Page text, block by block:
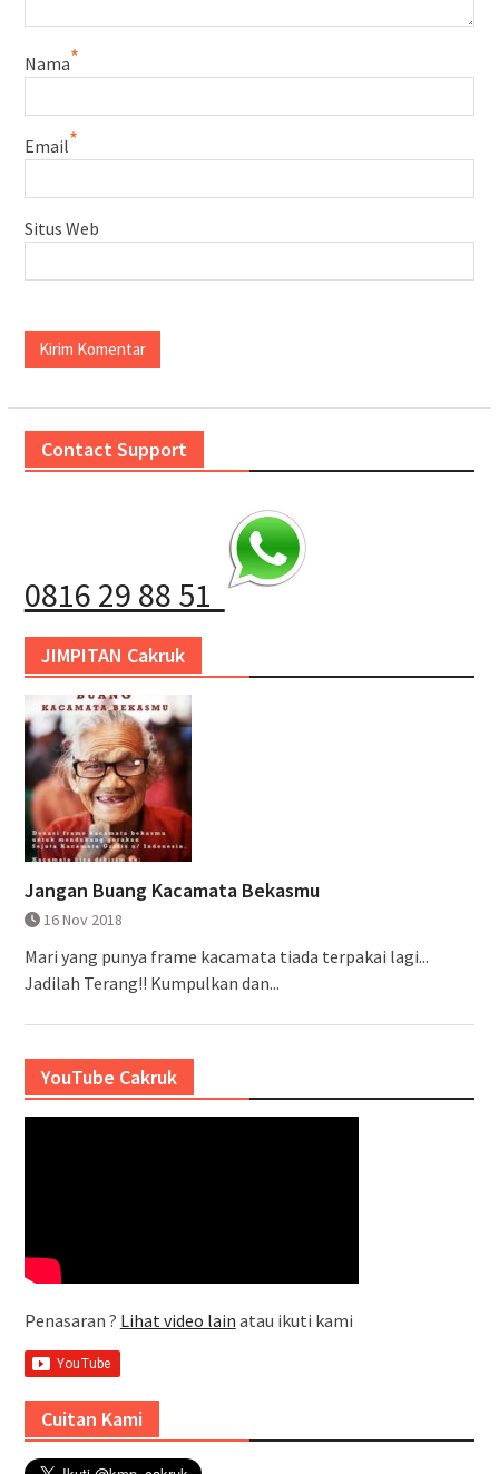
Nama*
Email*
Situs Web
Contact Support
0816 29 88 51
JIMPITAN Cakruk
Jangan Buang Kacamata Bekasmu
16 Nov 2018
Mari yang punya frame kacamata tiada terpakai lagi...
Jadilah Terang!! Kumpulkan dan...
YouTube Cakruk
Penasaran ? Lihat video lain atau ikuti kami
Cuitan Kami